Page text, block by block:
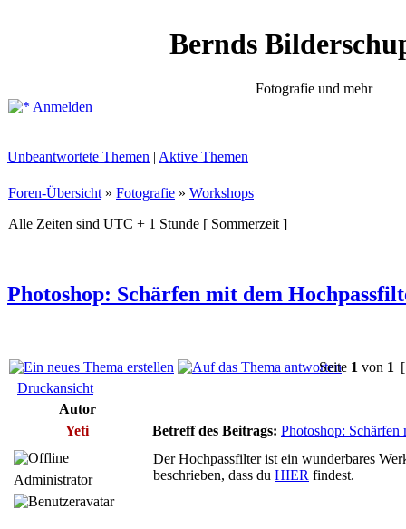
Bernds
Fotografie und mehr
Anmelden
Unbeantwortete Themen | Aktive Themen
Foren-Übersicht » Fotografie » Workshops
Alle Zeiten sind UTC + 1 Stunde [ Sommerzeit ]
Photoshop: Schärfen mit dem
Seite 1 von 1
Druckansicht
Autor
Yeti
Betreff des Beitrags: Photoshop:
Administrator
Der Hochpassfilter ist ein wunderbares
beschrieben, dass du HIER findest.